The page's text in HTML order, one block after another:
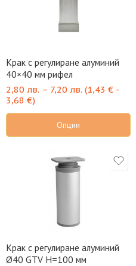
Крак с регулиране алуминий
40×40 мм рифел
2,80 лв. – 7,20 лв. (1,43 € -
3,68 €)
Опции
Крак с регулиране алуминий
Ø40 GTV H=100 мм